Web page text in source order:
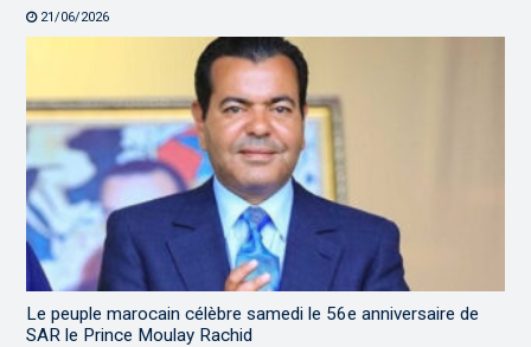
21/06/2026
Le peuple marocain célèbre samedi le 56e anniversaire de
SAR le Prince Moulay Rachid